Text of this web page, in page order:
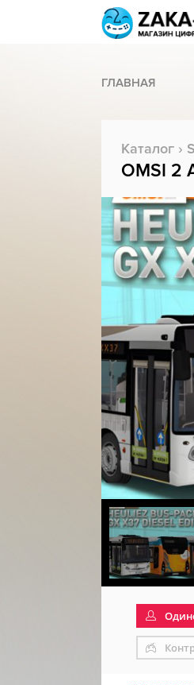
ГЛАВНАЯ
Каталог ›
OMSI 2